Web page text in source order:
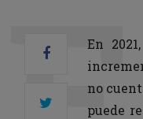
En
no
puede